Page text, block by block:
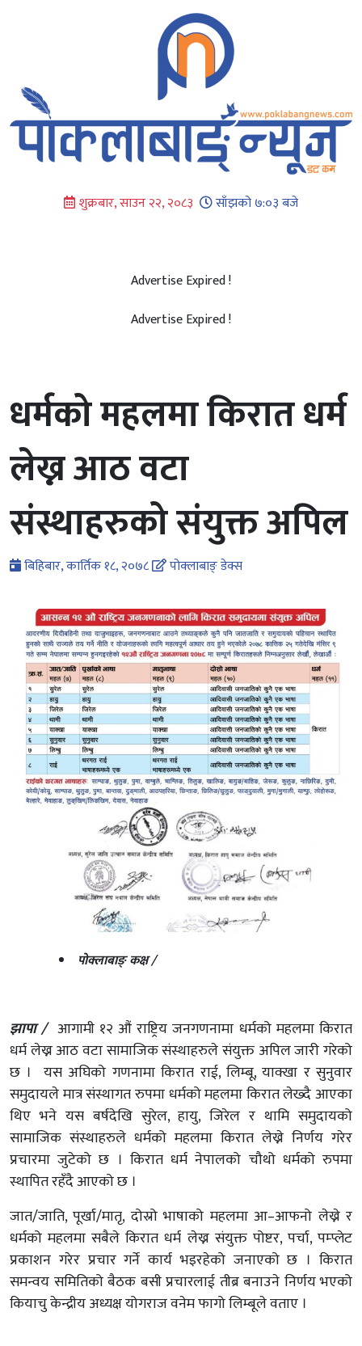
शुक्रबार, साउन २२, २०८३ साँझको ७:०३ बजे
Advertise Expired !
Advertise Expired !
धर्मको महलमा किरात धर्म
लेख्न आठ वटा
संस्थाहरुको संयुक्त अपिल
बिहिबार, कार्तिक १८, २०७८ पोक्लाबाङ् डेक्स
पोक्लाबाङ् कक्ष /
झापा / आगामी १२ औं राष्ट्रिय जनगणनामा धर्मको महलमा किरात
धर्म लेख्न आठ वटा सामाजिक संस्थाहरुले संयुक्त अपिल जारी गरेको
छ । यस अघिको गणनामा किरात राई, लिम्बू, याक्खा र सुनुवार
समुदायले मात्र संस्थागत रुपमा धर्मको महलमा किरात लेख्दै आएका
थिए भने यस बर्षदेखि सुरेल, हायु, जिरेल र थामि समुदायको
सामाजिक संस्थाहरुले धर्मको महलमा किरात लेख्ने निर्णय गरेर
प्रचारमा जुटेको छ । किरात धर्म नेपालको चौथो धर्मको रुपमा
स्थापित रहँदै आएको छ ।
जात/जाति, पूर्खा/मातृ, दोस्रो भाषाको महलमा आ–आफनो लेख्ने र
धर्मको महलमा सबैले किरात धर्म लेख्न संयुक्त पोष्टर, पर्चा, पम्प्लेट
प्रकाशन गरेर प्रचार गर्ने कार्य भइरहेको जनाएको छ । किरात
समन्वय समितिको बैठक बसी प्रचारलाई तीब्र बनाउने निर्णय भएको
कियाचु केन्द्रीय अध्यक्ष योगराज वनेम फागो लिम्बूले वताए ।